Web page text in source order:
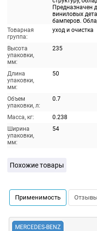
Предназначен
виниловых
бамперов.
Товарная
группа:
уход и очистка
Высота
упаковки,
мм:
235
Длина
упаковки,
мм:
50
Объем
упаковки, л:
0.7
Масса, кг:
0.238
Ширина
упаковки,
мм:
54
Похожие товары
Применимость Отзывы
MERCEDES-BENZ